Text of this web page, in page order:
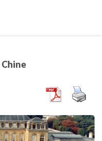
Chine